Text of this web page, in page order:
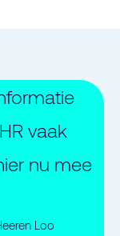
vaak
nu mee
Loo